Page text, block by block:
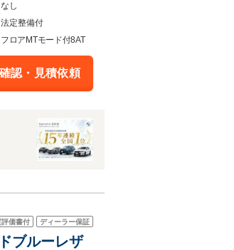
なし
法定整備付
フロアMTモード付8AT
認・見積依頼
価書付 ディーラー保証
ブルーレザ